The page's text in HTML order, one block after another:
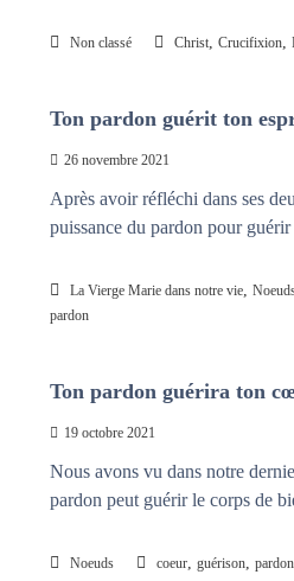
d
Non classé Christ, Crucifixion,
Ton pardon guérit ton
26 novembre 2021
Après avoir réfléchi dans ses
puissance du pardon pour
La Vierge Marie dans notre vie,
pardon
Ton pardon guérira ton
19 octobre 2021
Nous avons vu dans notre
pardon peut guérir le corps de
Noeuds coeur, guérison, pardon